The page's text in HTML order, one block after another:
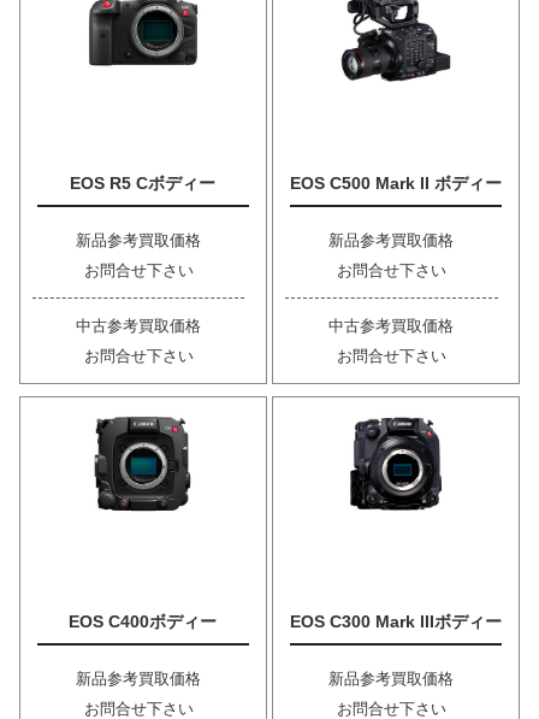
EOS R5 Cボディー
新品参考買取価格
お問合せ下さい
中古参考買取価格
お問合せ下さい
EOS C500 Mark II ボディー
新品参考買取価格
お問合せ下さい
中古参考買取価格
お問合せ下さい
EOS C400ボディー
新品参考買取価格
お問合せ下さい
EOS C300 Mark IIIボディー
新品参考買取価格
お問合せ下さい